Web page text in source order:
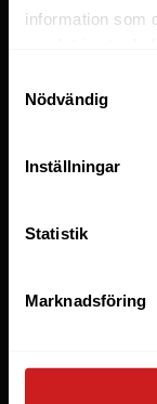
information som
Nödvändig
Inställningar
Statistik
Marknadsföring
Lösningar
E-handel
Managed
LiteSpeed